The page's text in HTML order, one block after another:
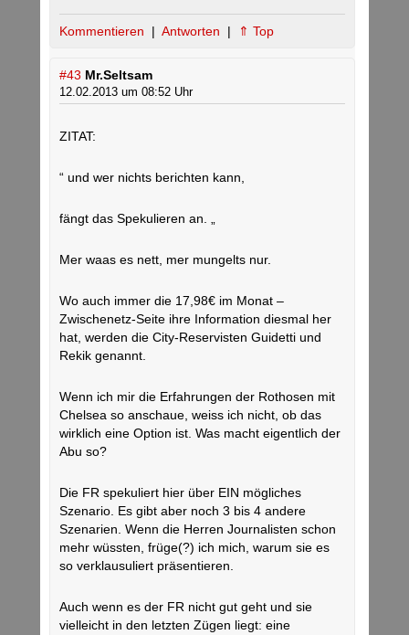
Kommentieren | Antworten | ⇑ Top
#43 Mr.Seltsam
12.02.2013 um 08:52 Uhr
ZITAT:
“ und wer nichts berichten kann,
fängt das Spekulieren an. „
Mer waas es nett, mer mungelts nur.
Wo auch immer die 17,98€ im Monat –
Zwischenetz-Seite ihre Information diesmal her
hat, werden die City-Reservisten Guidetti und
Rekik genannt.
Wenn ich mir die Erfahrungen der Rothosen mit
Chelsea so anschaue, weiss ich nicht, ob das
wirklich eine Option ist. Was macht eigentlich der
Abu so?
Die FR spekuliert hier über EIN mögliches
Szenario. Es gibt aber noch 3 bis 4 andere
Szenarien. Wenn die Herren Journalisten schon
mehr wüssten, früge(?) ich mich, warum sie es
so verklausuliert präsentieren.
Auch wenn es der FR nicht gut geht und sie
vielleicht in den letzten Zügen liegt: eine